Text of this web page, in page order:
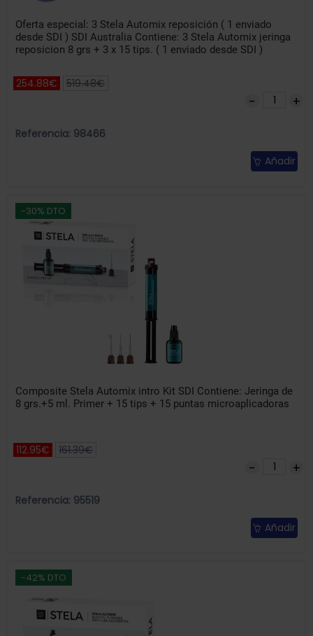
Oferta especial: 3 Stela Automix reposición ( 1 enviado
desde SDI ) SDI Australia Contiene: 3 Stela Automix jeringa
reposicion 8 grs + 3 x 15 tips. ( 1 enviado desde SDI )
254.88€ 519.48€
Referencia: 98466
Añadir
-30% DTO
Composite Stela Automix intro Kit SDI Contiene: Jeringa de
8 grs.+5 ml. Primer + 15 tips + 15 puntas microaplicadoras
112.95€ 161.39€
Referencia: 95519
Añadir
-42% DTO